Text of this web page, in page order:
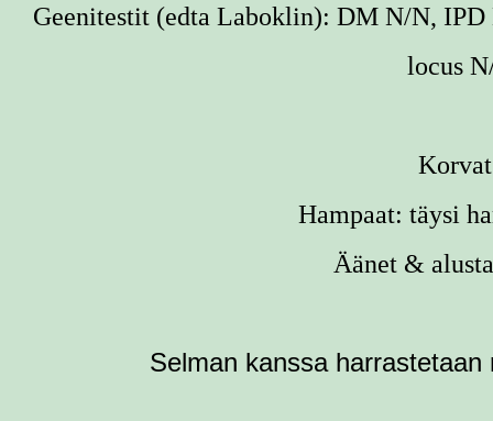
Geenitestit (edta Laboklin): DM N/N,
locus
Hampaat: täysi
Äänet &
Selman kanssa